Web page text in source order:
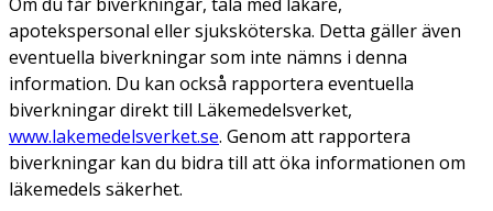
apotekspersonal eller sjuksköterska. Detta gäller även
eventuella biverkningar som inte nämns i denna
information. Du kan också rapportera eventuella
biverkningar direkt till Läkemedelsverket,
www.lakemedelsverket.se. Genom att rapportera
biverkningar kan du bidra till att öka informationen om
läkemedels säkerhet.